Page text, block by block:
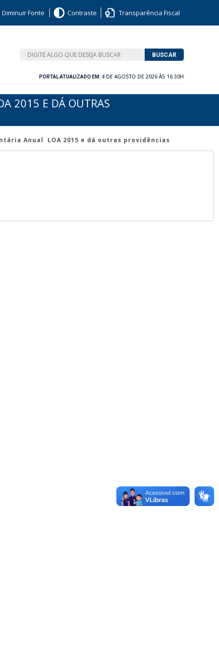
Diminuir Fonte Contraste Transparência Fiscal
BUSCAR
PORTAL ATUALIZADO EM: 4 DE AGOSTO DE 2026 ÀS 16:30H
2015 E DÁ OUTRAS
Anual ­ LOA 2015 e dá outras providências